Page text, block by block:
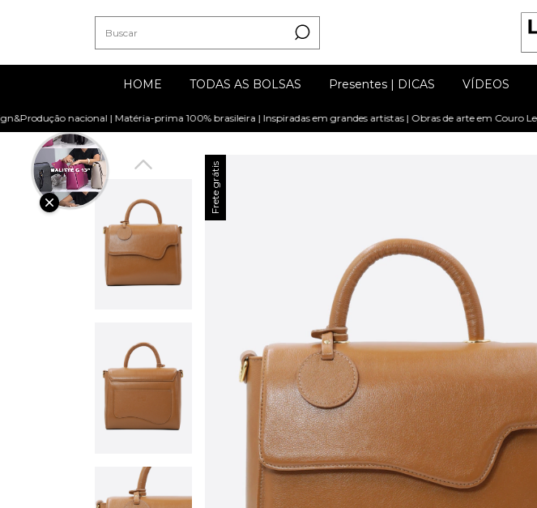
HOME TODAS AS BOLSAS Presentes | DICAS VÍDEOS
nacional | Matéria-prima 100% brasileira | Inspiradas em grandes artistas | Obras de arte em Couro Legítimo
Frete grátis